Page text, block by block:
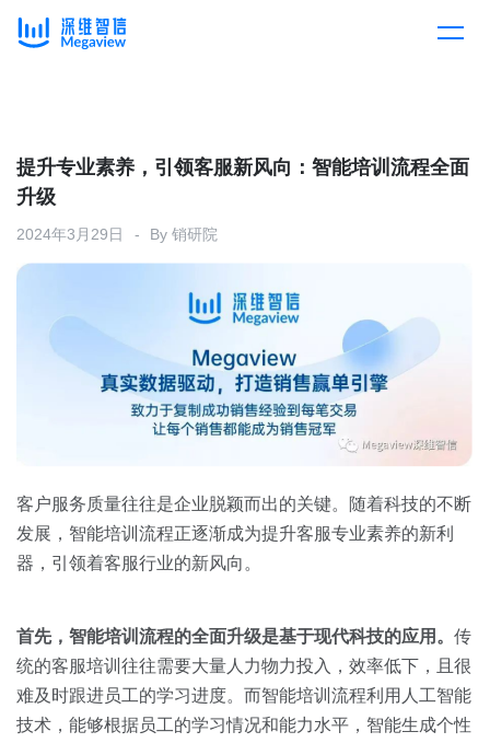
产品总览
产品集成
解决方案
按行业
教育
房地产
金融
按角色
销售人员
销售管理
客户案例
定价
资源中心
全部
销售会话智能
关于我们
提升专业素养，引领客服新风向：智能培训流程全面
升级
2024年3月29日 By 销研院
客户服务质量往往是企业脱颖而出的关键。随着科技的不断
发展，智能培训流程正逐渐成为提升客服专业素养的新利
器，引领着客服行业的新风向。
首先，智能培训流程的全面升级是基于现代科技的应用。 传
统的客服培训往往需要大量人力物力投入，效率低下，且很
难及时跟进员工的学习进度。而智能培训流程利用人工智能
技术，能够根据员工的学习情况和能力水平，智能生成个性